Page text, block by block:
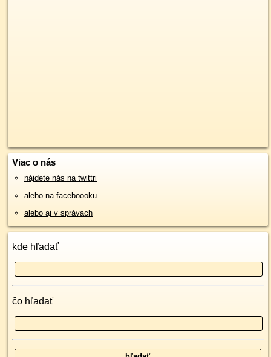
Viac o nás
nájdete nás na twittri
alebo na faceboooku
alebo aj v správach
kde hľadať
čo hľadať